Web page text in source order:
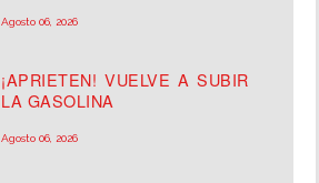
Agosto 06, 2026
¡APRIETEN! VUELVE A SUBIR
LA GASOLINA
Agosto 06, 2026